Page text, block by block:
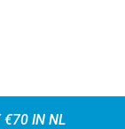
€70 IN NL